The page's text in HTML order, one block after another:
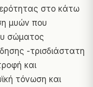
στο κάτω
μυών που
σώματος
-τρισδιάστατη
και
τόνωση και